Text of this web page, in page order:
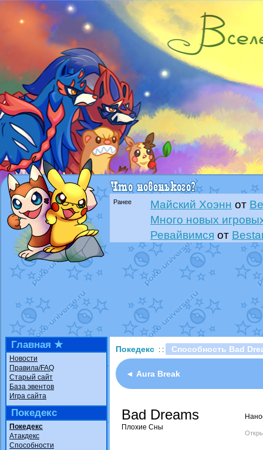
Ранее Майский Хоэнн от
Много новых
Ревайвимся от
Всё, трындец
Технические
доброе утро славяне
Йолда и Мимикью
от
Недовольный
The Dark Wishmaker
шадоу спиритомбот
траббишот
Raging Bolt
Shadow mismagius
Главная ★
Новости
Правила/FAQ
Старый сайт
База эвентов
Игра сайта
Покедекс
Покедекс
Атакдекс
Способности
Покедекс : : Способность Bad
◄ Aura Break
Bad Dreams
Плохие Сны